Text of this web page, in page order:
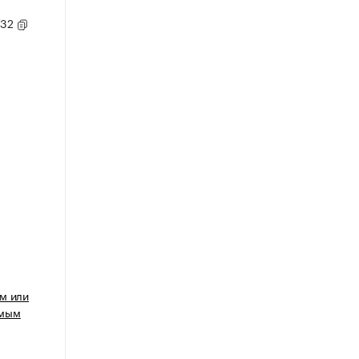
или